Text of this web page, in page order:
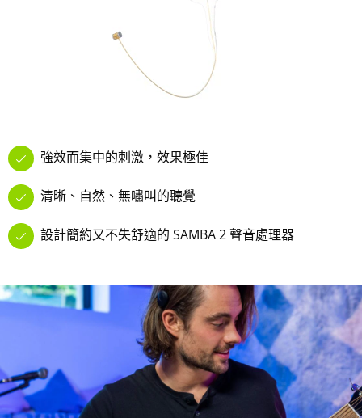
強效而集中的刺激，效果極佳
清晰、自然、無嘯叫的聽覺
設計簡約又不失舒適的 SAMBA 2 聲音處理器